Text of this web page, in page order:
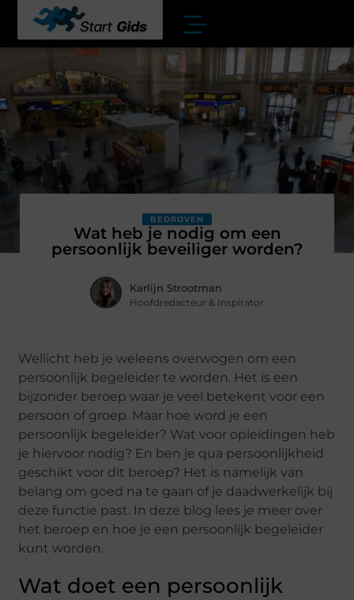
BEDRIJVEN
Wat heb je nodig om een
persoonlijk beveiliger worden?
Karlijn Strootman
Hoofdredacteur & Inspirator
Wellicht heb je weleens overwogen om een
persoonlijk begeleider te worden. Het is een
bijzonder beroep waar je veel betekent voor een
persoon of groep. Maar hoe word je een
persoonlijk begeleider? Wat voor opleidingen heb
je hiervoor nodig? En ben je qua persoonlijkheid
geschikt voor dit beroep? Het is namelijk van
belang om goed na te gaan of je daadwerkelijk bij
deze functie past. In deze blog lees je meer over
het beroep en hoe je een persoonlijk begeleider
kunt worden.
Wat doet een persoonlijk